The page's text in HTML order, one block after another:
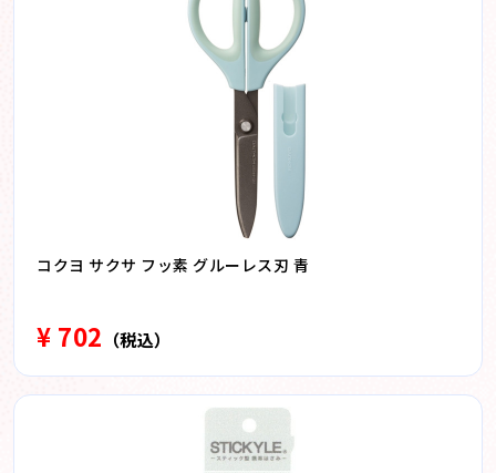
コクヨ サクサ フッ素 グルーレス刃 青
¥ 702 （税込）